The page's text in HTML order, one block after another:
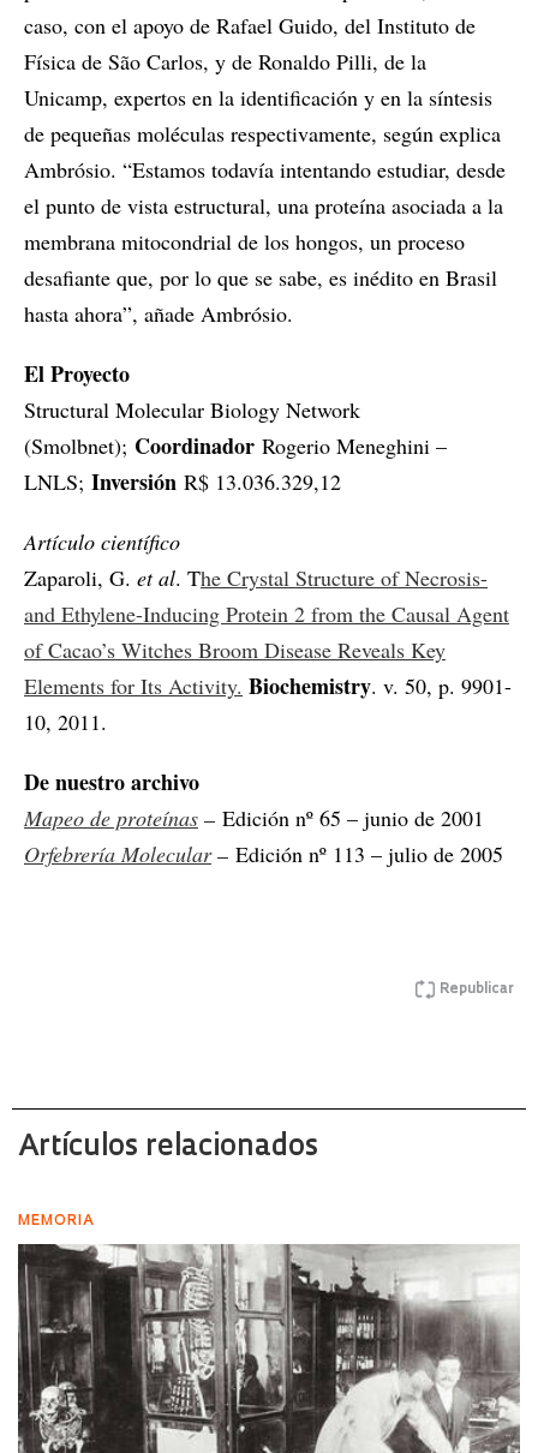
caso, con el apoyo de Rafael Guido, del Instituto de
Física de São Carlos, y de Ronaldo Pilli, de la
Unicamp, expertos en la identificación y en la síntesis
de pequeñas moléculas respectivamente, según explica
Ambrósio. “Estamos todavía intentando estudiar, desde
el punto de vista estructural, una proteína asociada a la
membrana mitocondrial de los hongos, un proceso
desafiante que, por lo que se sabe, es inédito en Brasil
hasta ahora”, añade Ambrósio.
El Proyecto
Structural Molecular Biology Network
(Smolbnet); Coordinador Rogerio Meneghini –
LNLS; Inversión R$ 13.036.329,12
Artículo científico
Zaparoli, G. et al. The Crystal Structure of Necrosis-
and Ethylene-Inducing Protein 2 from the Causal Agent
of Cacao’s Witches Broom Disease Reveals Key
Elements for Its Activity. Biochemistry. v. 50, p. 9901-
10, 2011.
De nuestro archivo
Mapeo de proteínas – Edición nº 65 – junio de 2001
Orfebrería Molecular– Edición nº 113 – julio de 2005
Republicar